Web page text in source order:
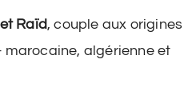
Raïd, couple aux origines
marocaine, algérienne et